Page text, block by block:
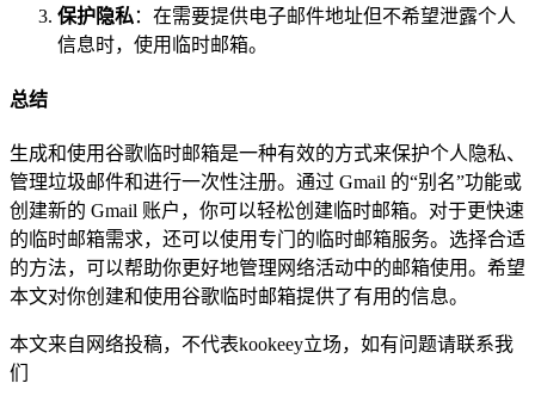
保护隐私：在需要提供电子邮件地址但不希望泄露个人
信息时，使用临时邮箱。
总结
生成和使用谷歌临时邮箱是一种有效的方式来保护个人隐私、
管理垃圾邮件和进行一次性注册。通过 Gmail 的“别名”功能或
创建新的 Gmail 账户，你可以轻松创建临时邮箱。对于更快速
的临时邮箱需求，还可以使用专门的临时邮箱服务。选择合适
的方法，可以帮助你更好地管理网络活动中的邮箱使用。希望
本文对你创建和使用谷歌临时邮箱提供了有用的信息。
本文来自网络投稿，不代表kookeey立场，如有问题请联系我
们